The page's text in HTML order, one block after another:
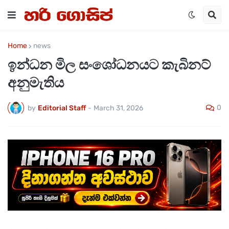
Home news
ඉන්ධන මිල සංශෝධනයට කැබිනට්
අනුමැතිය
by Editorial Staff - March 31, 2026 0